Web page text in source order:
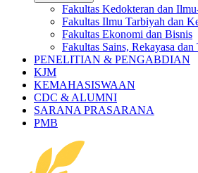
Fakultas Kedokteran dan
Fakultas Ilmu Tarbiyah dan
Fakultas Ekonomi dan Bisnis
Fakultas Sains, Rekayasa
PENELITIAN & PENGABDIAN
KJM
KEMAHASISWAAN
CDC & ALUMNI
SARANA PRASARANA
PMB